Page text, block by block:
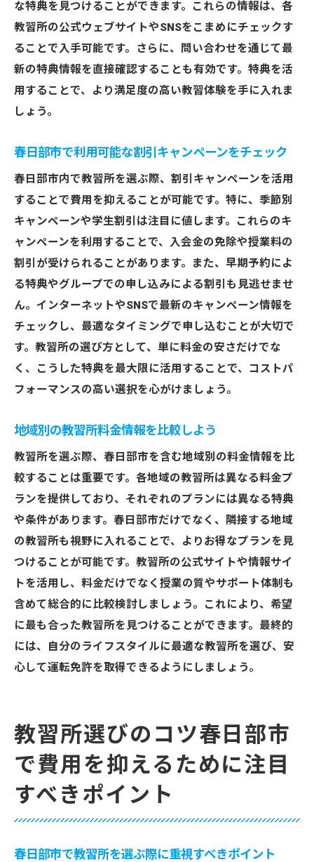
教習所特典を利用して春日部市で賢く節約
春日部市の教習所特典を活かして費用削減
特典活用で春日部市の教習所費用を抑える
成功する教習所選び特典の活用法
両立する選び方
春日部市で料金と質のバランスを保つ教習
理想の教習所を春日部市で見つけるための
チェックポイント
料金と質を兼ね備えた春日部市の教習所探
し
春日部市で理想の教習所を選ぶためのヒン
ト
料金と質を考慮した賢い教習所選択肢
春日部市で理想の教習所を選ぶための基本
教習所の選び方を徹底解説春日部市で最適なプ
方法
教習所の選び方を春日部市で徹底ガイド
春日部市での教習所プラン選びのステップ
最適なプランを選ぶための春日部市教習所
選び
教習所プランを比較して春日部市で最良の
選択
春日部市で理想の教習所プランを見つける
秘訣
春日部市で費用を抑えた教習所選び特典を活用
ント
特典を活用して春日部市で免許を取得する
春日部市の教習所で費用を抑える賢い選び
方
費用を抑えて春日部市で免許取得を目指す
な特典を見つけることができます。これらの情報は、各
教習所の公式ウェブサイトやSNSをこまめにチェックす
ることで入手可能です。さらに、問い合わせを通じて最
新の特典情報を直接確認することも有効です。特典を活
用することで、より満足度の高い教習体験を手に入れま
しょう。
春日部市で利用可能な割引キャンペーンをチェック
春日部市内で教習所を選ぶ際、割引キャンペーンを活用
することで費用を抑えることが可能です。特に、季節別
キャンペーンや学生割引は注目に値します。これらのキ
ャンペーンを利用することで、入会金の免除や授業料の
割引が受けられることがあります。また、早期予約によ
る特典やグループでの申し込みによる割引も見逃せませ
ん。インターネットやSNSで最新のキャンペーン情報を
チェックし、最適なタイミングで申し込むことが大切で
す。教習所の選び方として、単に料金の安さだけでな
く、こうした特典を最大限に活用することで、コストパ
フォーマンスの高い選択を心がけましょう。
地域別の教習所料金情報を比較しよう
教習所を選ぶ際、春日部市を含む地域別の料金情報を比
較することは重要です。各地域の教習所は異なる料金プ
ランを提供しており、それぞれのプランには異なる特典
や条件があります。春日部市だけでなく、隣接する地域
の教習所も視野に入れることで、よりお得なプランを見
つけることが可能です。教習所の公式サイトや情報サイ
トを活用し、料金だけでなく授業の質やサポート体制も
含めて総合的に比較検討しましょう。これにより、希望
に最も合った教習所を見つけることができます。最終的
には、自分のライフスタイルに最適な教習所を選び、安
心して運転免許を取得できるようにしましょう。
教習所選びのコツ春日部市
で費用を抑えるために注目
すべきポイント
春日部市で教習所を選ぶ際に重視すべきポイント